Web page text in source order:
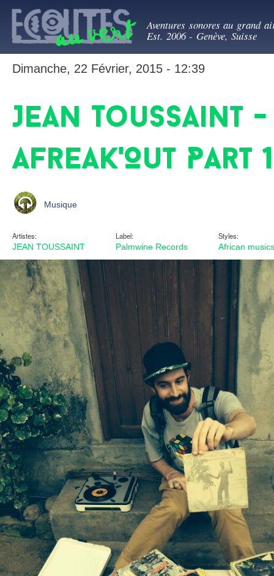
Ecoutes au
Aventures sonores au grand
Est. 2006 - Genève, Suisse
Dimanche, 22 Février, 2015 - 12:39
Jean Toussaint -
Afreak'Out Part 1
Musique
Artistes:
JEAN TOUSSAINT
Label:
Palmwine Records
Styles:
African musics